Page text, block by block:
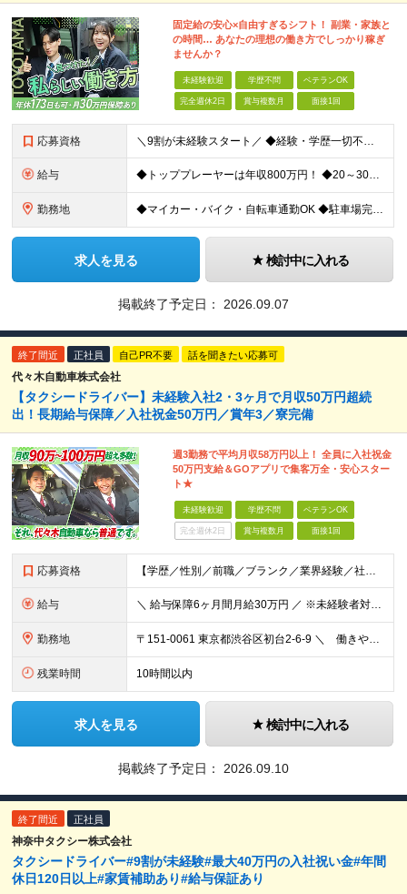
固定給の安心×自由すぎるシフト！ 副業・家族と
の時間… あなたの理想の働き方でしっかり稼ぎ
ませんか？
未経験歓迎 学歴不問 ベテランOK
完全週休2日 賞与複数月 面接1回
応募資格 ＼9割が未経験スタート／ ◆経験・学歴一切不問 ◆第二新卒・フリーターも歓迎 【必須条件】 ◆要普通免許（取得後3年以上）※AT限定可 【こんな方にピッタリ！】 ◆安定した稼ぎを得て、収入アップし
給与 ◆トッププレーヤーは年収800万円！ ◆20～30代で年収400～500万円稼ぐ方も多数！ ◆手に職付けば60代でも年収500万円稼げる（実例あり） ◆給与保証制度あり！ ＼経験者の場合／ 給与保証
勤務地 ◆マイカー・バイク・自転車通勤OK ◆駐車場完備 ◆転勤なし 【営業所】 東京都練馬区豊玉南2-10-17 ※(変更の範囲)上記を除く当社関連勤務地
求人を見る 検討中に入れる
掲載終了予定日： 2026.09.07
終了間近 正社員 自己PR不要 話を聞きたい応募可
代々木自動車株式会社
【タクシードライバー】未経験入社2・3ヶ月で月収50万円超続
出！長期給与保障／入社祝金50万円／賞年3／寮完備
週3勤務で平均月収58万円以上！ 全員に入社祝金
50万円支給＆GOアプリで集客万全・安心スター
ト★
未経験歓迎 学歴不問 ベテランOK
完全週休2日 賞与複数月 面接1回
応募資格 【学歴／性別／前職／ブランク／業界経験／社会人経験／転職回数不問！20代～70代が活躍中◎】 〈必須〉 ■普通免許取得後1年以上経過している方（AT限定可） または二種免許をお持ちの方 〈未経
給与 ＼ 給与保障6ヶ月間月給30万円 ／ ※未経験者対象 ※保障額を超える売上げを確保できた場合は「＋歩合給」を支給します！ ※入社から2、3ヶ月で月収50万円以上を手にしている新人さんが多数です！ 【
勤務地 〒151-0061 東京都渋谷区初台2-6-9 ＼ 働きやすいポイント ／ ★自転車通勤OK ★転勤なし ★U・Iターン歓迎 ★築浅完全個室寮2棟完備（初月家賃無料） ※（変更の範囲）上記を除く当社
残業時間 10時間以内
求人を見る 検討中に入れる
掲載終了予定日： 2026.09.10
終了間近 正社員
神奈中タクシー株式会社
タクシードライバー#9割が未経験#最大40万円の入社祝い金#年間
休日120日以上#家賃補助あり#給与保証あり